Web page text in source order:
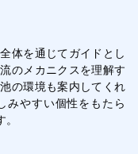
体を通じてガイドとし
のメカニクスを理解す
の環境も案内してくれ
みやすい個性をもたら